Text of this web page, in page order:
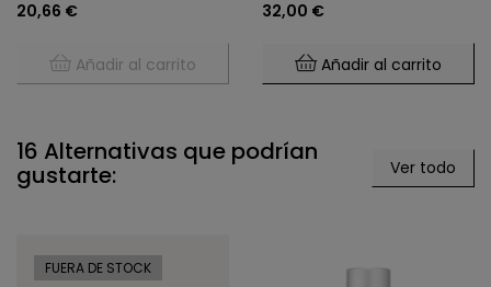
20,66 €
Añadir al carrito
32,00 €
Añadir al carrito
16 Alternativas que podrían
gustarte: Ver todo
FUERA DE STOCK